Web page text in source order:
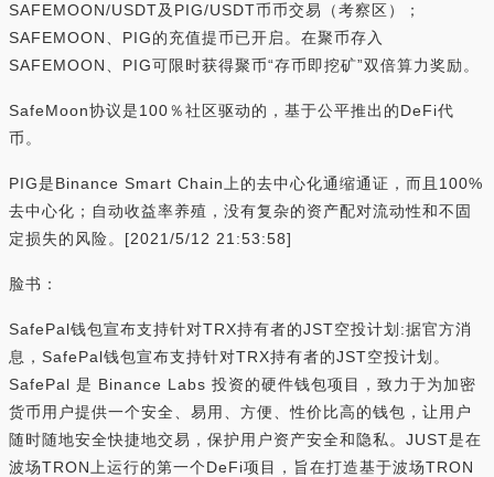
SAFEMOON/USDT及PIG/USDT币币交易（考察区）；
SAFEMOON、PIG的充值提币已开启。在聚币存入
SAFEMOON、PIG可限时获得聚币“存币即挖矿”双倍算力奖励。
SafeMoon协议是100％社区驱动的，基于公平推出的DeFi代
币。
PIG是Binance Smart Chain上的去中心化通缩通证，而且100%
去中心化；自动收益率养殖，没有复杂的资产配对流动性和不固
定损失的风险。[2021/5/12 21:53:58]
脸书：
SafePal钱包宣布支持针对TRX持有者的JST空投计划:据官方消
息，SafePal钱包宣布支持针对TRX持有者的JST空投计划。
SafePal 是 Binance Labs 投资的硬件钱包项目，致力于为加密
货币用户提供一个安全、易用、方便、性价比高的钱包，让用户
随时随地安全快捷地交易，保护用户资产安全和隐私。JUST是在
波场TRON上运行的第一个DeFi项目，旨在打造基于波场TRON